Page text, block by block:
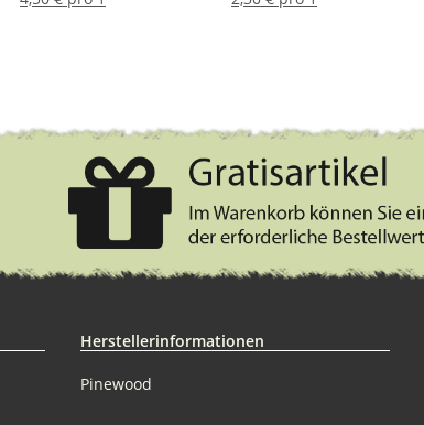
Herstellerinformationen
Pinewood